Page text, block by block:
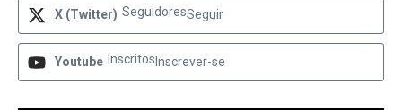
X (Twitter) SeguidoresSeguir
Youtube Inscritos Inscrever-se